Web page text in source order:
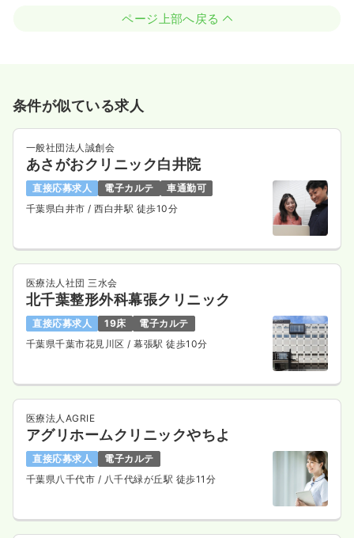
ページ上部へ戻る
条件が似ている求人
一般社団法人誠創会
あさがおクリニック白井院
直接応募求人 電子カルテ
車通勤可
千葉県白井市/ 西白井駅 徒歩10分
医療法人社団 三水会
北千葉整形外科幕張クリニック
直接応募求人 19床
電子カルテ
千葉県千葉市花見川区/ 幕張駅 徒歩10分
医療法人AGRIE
アグリホームクリニックやちよ
直接応募求人
電子カルテ
千葉県八千代市 / 八千代緑が丘駅 徒歩11分